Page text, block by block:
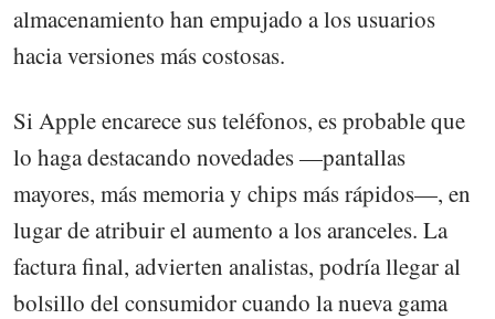
almacenamiento han empujado a los usuarios
hacia versiones más costosas.
Si Apple encarece sus teléfonos, es probable que
lo haga destacando novedades —pantallas
mayores, más memoria y chips más rápidos—, en
lugar de atribuir el aumento a los aranceles. La
factura final, advierten analistas, podría llegar al
bolsillo del consumidor cuando la nueva gama